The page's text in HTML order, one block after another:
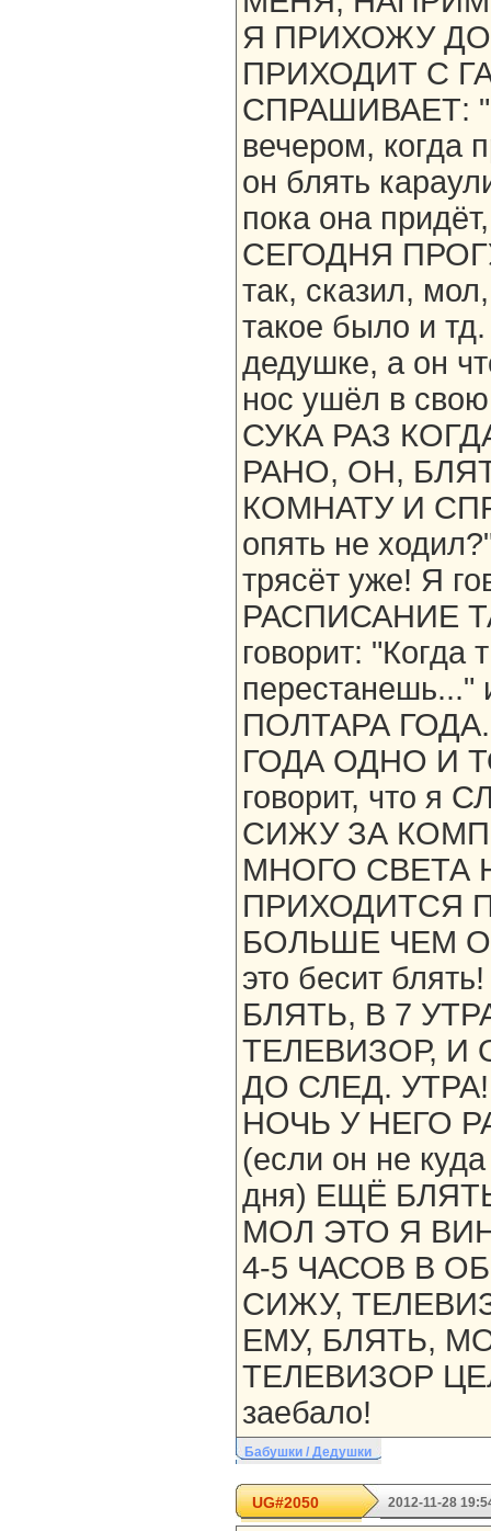
Я ПРИХОЖУ
ПРИХОДИТ С
СПРАШИВАЕТ:
вечером, когда
он блять
пока она
СЕГОДНЯ
так, сказил,
такое было и
дедушке, а он
нос ушёл в
СУКА РАЗ
РАНО, ОН,
КОМНАТУ И
опять не
трясёт уже! Я
РАСПИСАНИЕ
говорит: "Когда
ПОЛТАРА
ГОДА ОДНО И
говорит, что
СИЖУ ЗА
МНОГО СВЕТА
ПРИХОДИТСЯ
БОЛЬШЕ ЧЕМ
это бесит
БЛЯТЬ, В 7
ТЕЛЕВИЗОР, И
ДО СЛЕД.
НОЧЬ У НЕГО
(если он не
дня) ЕЩЁ
МОЛ ЭТО Я
4-5 ЧАСОВ В
СИЖУ,
ЕМУ, БЛЯТЬ,
ТЕЛЕВИЗОР
заебало!
Бабушки / Дедушки
UG#2050 2012-11-28